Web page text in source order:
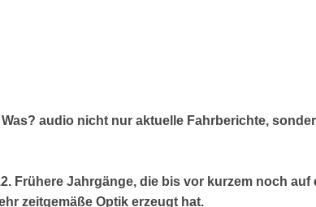
audio nicht nur aktuelle Fahrberichte,
Frühere Jahrgänge, die bis vor kurzem noch
zeitgemäße Optik erzeugt hat.